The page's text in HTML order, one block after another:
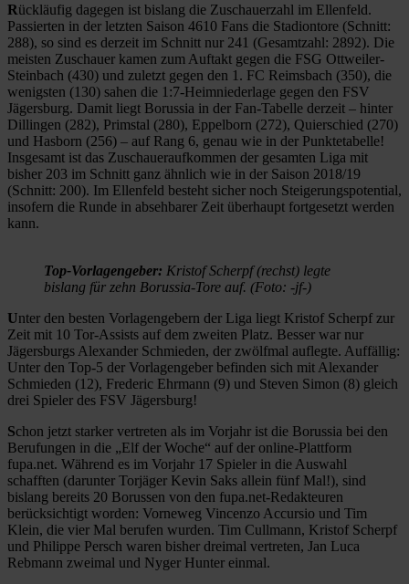
Rückläufig dagegen ist bislang die Zuschauerzahl im Ellenfeld.
Passierten in der letzten Saison 4610 Fans die Stadiontore (Schnitt:
288), so sind es derzeit im Schnitt nur 241 (Gesamtzahl: 2892). Die
meisten Zuschauer kamen zum Auftakt gegen die FSG Ottweiler-
Steinbach (430) und zuletzt gegen den 1. FC Reimsbach (350), die
wenigsten (130) sahen die 1:7-Heimniederlage gegen den FSV
Jägersburg. Damit liegt Borussia in der Fan-Tabelle derzeit – hinter
Dillingen (282), Primstal (280), Eppelborn (272), Quierschied (270)
und Hasborn (256) – auf Rang 6, genau wie in der Punktetabelle!
Insgesamt ist das Zuschaueraufkommen der gesamten Liga mit
bisher 203 im Schnitt ganz ähnlich wie in der Saison 2018/19
(Schnitt: 200). Im Ellenfeld besteht sicher noch Steigerungspotential,
insofern die Runde in absehbarer Zeit überhaupt fortgesetzt werden
kann.
Top-Vorlagengeber: Kristof Scherpf (rechst) legte
bislang für zehn Borussia-Tore auf. (Foto: -jf-)
Unter den besten Vorlagengebern der Liga liegt Kristof Scherpf zur
Zeit mit 10 Tor-Assists auf dem zweiten Platz. Besser war nur
Jägersburgs Alexander Schmieden, der zwölfmal auflegte. Auffällig:
Unter den Top-5 der Vorlagengeber befinden sich mit Alexander
Schmieden (12), Frederic Ehrmann (9) und Steven Simon (8) gleich
drei Spieler des FSV Jägersburg!
Schon jetzt starker vertreten als im Vorjahr ist die Borussia bei den
Berufungen in die „Elf der Woche“ auf der online-Plattform
fupa.net. Während es im Vorjahr 17 Spieler in die Auswahl
schafften (darunter Torjäger Kevin Saks allein fünf Mal!), sind
bislang bereits 20 Borussen von den fupa.net-Redakteuren
berücksichtigt worden: Vorneweg Vincenzo Accursio und Tim
Klein, die vier Mal berufen wurden. Tim Cullmann, Kristof Scherpf
und Philippe Persch waren bisher dreimal vertreten, Jan Luca
Rebmann zweimal und Nyger Hunter einmal.